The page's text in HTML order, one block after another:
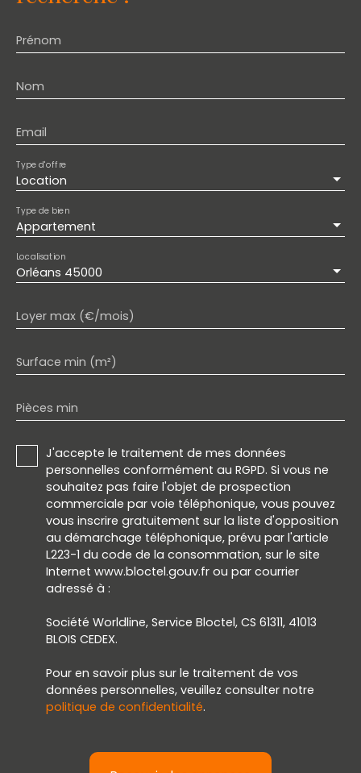
Prénom
Nom
Email
Location
Type d'offre
Appartement
Type de bien
Orléans 45000
Localisation
Loyer max (€/mois)
Surface min (m²)
Pièces min
J'accepte le traitement de mes données
personnelles conformément au RGPD. Si vous ne
souhaitez pas faire l'objet de prospection
commerciale par voie téléphonique, vous pouvez
vous inscrire gratuitement sur la liste d'opposition
au démarchage téléphonique, prévu par l'article
L223-1 du code de la consommation, sur le site
Internet www.bloctel.gouv.fr ou par courrier
adressé à :
Société Worldline, Service Bloctel, CS 61311, 41013
BLOIS CEDEX.
Pour en savoir plus sur le traitement de vos
données personnelles, veuillez consulter notre
politique de confidentialité.